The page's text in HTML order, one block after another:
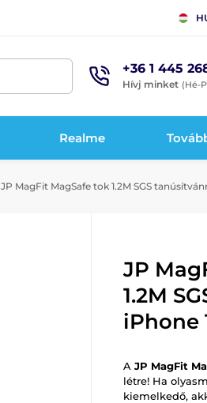
+36 1 445
Hívj minket (Hé-
Realme
JP MagFit MagSafe tok 1.2M SGS
JP
1.2M
iPhone
A JP MagFit
létre! Ha
kiemelkedő,